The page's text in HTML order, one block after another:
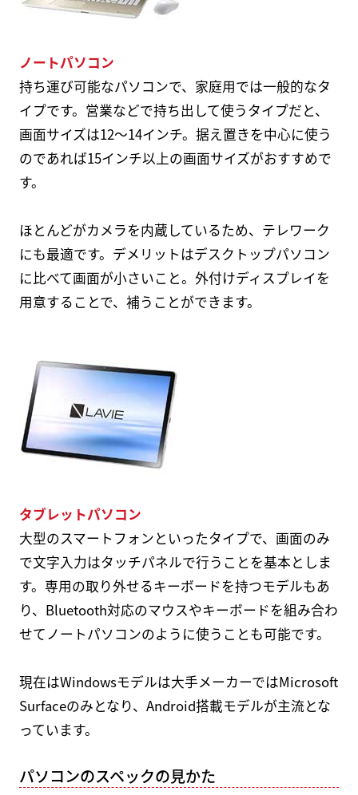
ノートパソコン
持ち運び可能なパソコンで、家庭用では一般的なタ
イプです。営業などで持ち出して使うタイプだと、
画面サイズは12～14インチ。据え置きを中心に使う
のであれば15インチ以上の画面サイズがおすすめで
す。
ほとんどがカメラを内蔵しているため、テレワーク
にも最適です。デメリットはデスクトップパソコン
に比べて画面が小さいこと。外付けディスプレイを
用意することで、補うことができます。
タブレットパソコン
大型のスマートフォンといったタイプで、画面のみ
で文字入力はタッチパネルで行うことを基本としま
す。専用の取り外せるキーボードを持つモデルもあ
り、Bluetooth対応のマウスやキーボードを組み合わ
せてノートパソコンのように使うことも可能です。
現在はWindowsモデルは大手メーカーではMicrosoft
Surfaceのみとなり、Android搭載モデルが主流とな
っています。
パソコンのスペックの見かた